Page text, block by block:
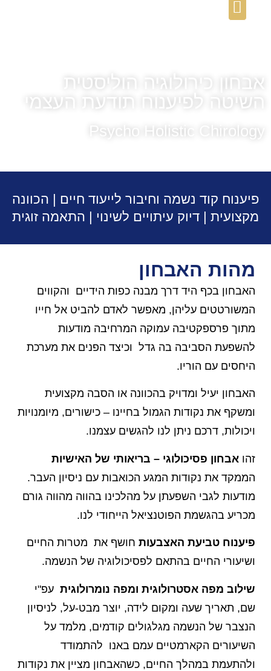
אבחון כירולוגיה הוליסטית
השיטה לפיענוח תודעת העצמי
Psycho Holistic Chirology
פיענוח קוד נשמה וחיבור לייעוד חיים | הכוונה
מקצועית | דיוק עיתויים לשינוי | התאמה זוגית
מהות האבחון
האבחון בכף היד דרך מבנה כפות הידיים והקווים
המשורטטים עליהן, מאפשר לאדם להביט אל חייו
מתוך פרספקטיבה עמוקה המרחיבה מודעות
להשפעת הסביבה בה גדל וכיצד הפנים את מערכת
היחסים עם הוריו.
האבחון יעיל ומדויק בהכוונה או הסבה מקצועית
ומשקף את נקודות הגמול בחיינו – כישורים, מיומנויות
ויכולות, דרכם ניתן לנו להגשים עצמנו.
זהו אבחון פסיכולוגי – בריאותי של האישיות
הממקד את נקודות המגע הכואבות עם ניסיון העבר.
מודעות לגבי השפעתן על מהלכינו בהווה מהווה גורם
מכריע בהגשמת הפוטנציאל הייחודי לנו.
פיענוח טביעת האצבעות חושף את מטרות החיים
ושיעורי החיים בהתאם לפסיכולוגיה של הנשמה.
שילוב מפה אסטרולוגית ומפה נומרולוגית עפ"י
שם, תאריך שעה ומקום לידה, יוצר מבט-על, לניסיון
הנצבר של הנשמה מגלגולים קודמים, מלמד על
השיעורים הקארמטיים עמם באנו להתמודד
ולהתעמת במהלך החיים, כשהאבחון מציין את נקודות